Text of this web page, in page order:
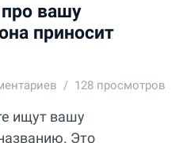
вашу
приносит
128 просмотров
ищут вашу
Это